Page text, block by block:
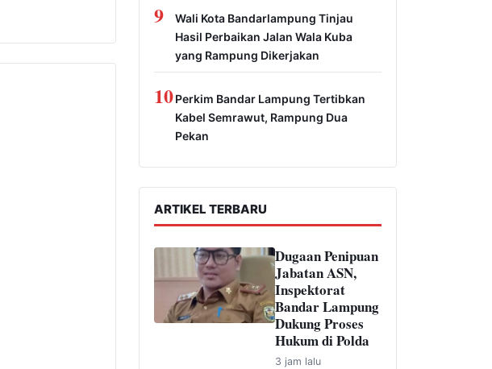
9
Wali Kota Bandarlampung Tinjau
Hasil Perbaikan Jalan Wala Kuba
yang Rampung Dikerjakan
10Perkim Bandar Lampung Tertibkan
Kabel Semrawut, Rampung Dua
Pekan
ARTIKEL TERBARU
Dugaan Penipuan
Jabatan ASN,
Inspektorat
Bandar Lampung
Dukung Proses
Hukum di Polda
3 jam lalu